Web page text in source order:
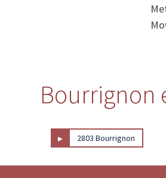
Bourrignon
▸ 2803 Bourrignon